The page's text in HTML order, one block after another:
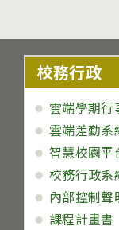
校務行政
雲端學期行
雲端差勤系
智慧校園平
校務行政系
內部控制聲
課程計畫書